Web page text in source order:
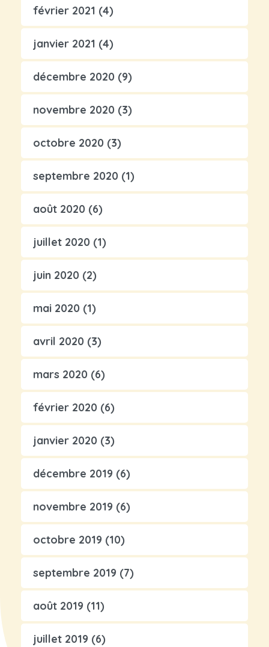
février 2021 (4)
janvier 2021 (4)
décembre 2020 (9)
novembre 2020 (3)
octobre 2020 (3)
septembre 2020 (1)
août 2020 (6)
juillet 2020 (1)
juin 2020 (2)
mai 2020 (1)
avril 2020 (3)
mars 2020 (6)
février 2020 (6)
janvier 2020 (3)
décembre 2019 (6)
novembre 2019 (6)
octobre 2019 (10)
septembre 2019 (7)
août 2019 (11)
juillet 2019 (6)